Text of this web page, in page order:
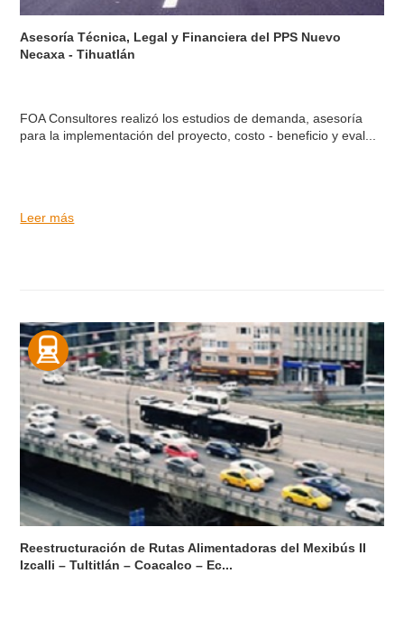
Asesoría Técnica, Legal y Financiera del PPS Nuevo
Necaxa - Tihuatlán
FOA Consultores realizó los estudios de demanda, asesoría
para la implementación del proyecto, costo - beneficio y eval...
Leer más
Reestructuración de Rutas Alimentadoras del Mexibús II
Izcalli – Tultitlán – Coacalco – Ec...